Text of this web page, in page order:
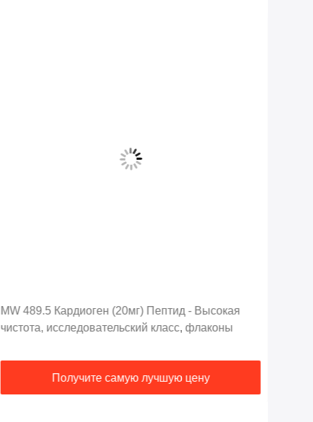
MW 489.5 Кардиоген (20мг) Пептид - Высокая
чистота, исследовательский класс, флаконы
Получите самую лучшую цену